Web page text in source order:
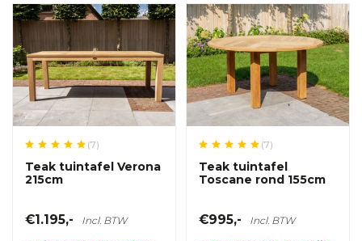
(7)
Teak tuintafel Verona
215cm
€1.195,- Incl. BTW
(7)
Teak tuintafel
Toscane rond 155cm
€995,- Incl. BTW